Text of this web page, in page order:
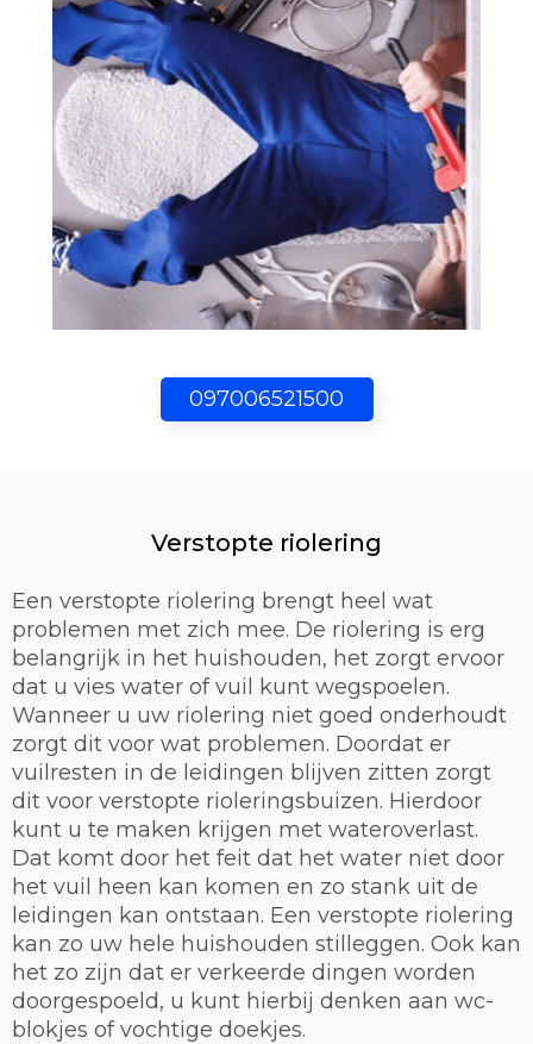
097006521500
Verstopte riolering
Een verstopte riolering brengt heel wat
problemen met zich mee. De riolering is erg
belangrijk in het huishouden, het zorgt ervoor
dat u vies water of vuil kunt wegspoelen.
Wanneer u uw riolering niet goed onderhoudt
zorgt dit voor wat problemen. Doordat er
vuilresten in de leidingen blijven zitten zorgt
dit voor verstopte rioleringsbuizen. Hierdoor
kunt u te maken krijgen met wateroverlast.
Dat komt door het feit dat het water niet door
het vuil heen kan komen en zo stank uit de
leidingen kan ontstaan. Een verstopte riolering
kan zo uw hele huishouden stilleggen. Ook kan
het zo zijn dat er verkeerde dingen worden
doorgespoeld, u kunt hierbij denken aan wc-
blokjes of vochtige doekjes.